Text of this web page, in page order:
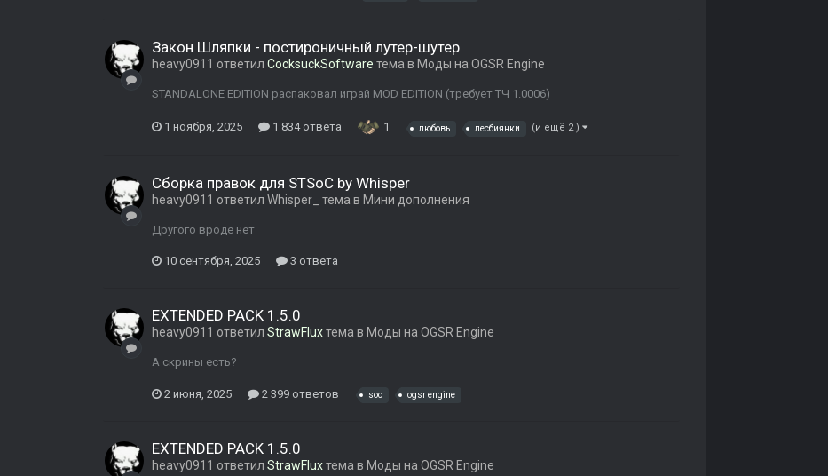
Закон Шляпки - постироничный лутер-шутер
heavy0911 ответил CocksuckSoftware тема в Моды на OGSR Engine
STANDALONE EDITION распаковал играй MOD EDITION (требует ТЧ 1.0006)
1 ноября, 2025 1 834 ответа 1 любовь лесбиянки (и ещё 2 )
Сборка правок для STSoC by Whisper
heavy0911 ответил Whisper_ тема в Мини дополнения
Другого вроде нет
10 сентября, 2025 3 ответа
EXTENDED PACK 1.5.0
heavy0911 ответил StrawFluxтема в Моды на OGSR Engine
А скрины есть?
2 июня, 2025 2 399 ответов soc ogsr engine
EXTENDED PACK 1.5.0
heavy0911 ответил StrawFluxтема в Моды на OGSR Engine